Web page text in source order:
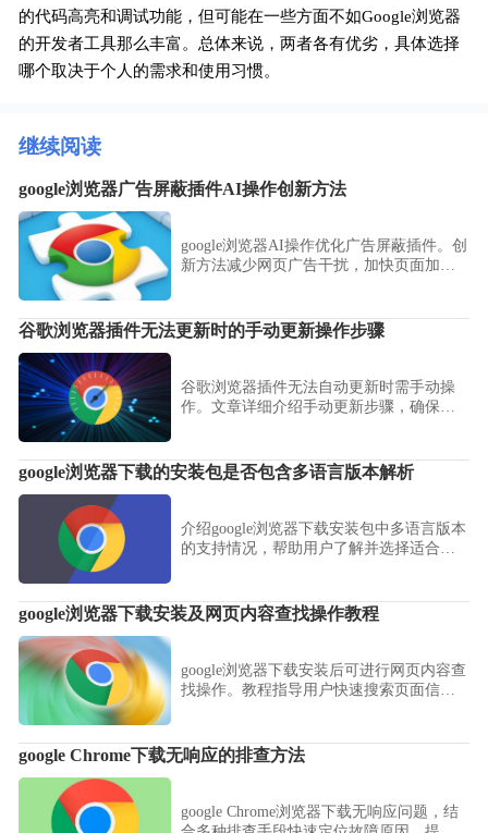
的代码高亮和调试功能，但可能在一些方面不如Google浏览器
的开发者工具那么丰富。总体来说，两者各有优劣，具体选择
哪个取决于个人的需求和使用习惯。
继续阅读
google浏览器广告屏蔽插件AI操作创新方法
google浏览器AI操作优化广告屏蔽插件。创
新方法减少网页广告干扰，加快页面加
谷歌浏览器插件无法更新时的手动更新操作步骤
谷歌浏览器插件无法自动更新时需手动操
作。文章详细介绍手动更新步骤，确保插
google浏览器下载的安装包是否包含多语言版本解析
介绍google浏览器下载安装包中多语言版本
的支持情况，帮助用户了解并选择适合自
google浏览器下载安装及网页内容查找操作教程
google浏览器下载安装后可进行网页内容查
找操作。教程指导用户快速搜索页面信
google Chrome下载无响应的排查方法
google Chrome浏览器下载无响应问题，结